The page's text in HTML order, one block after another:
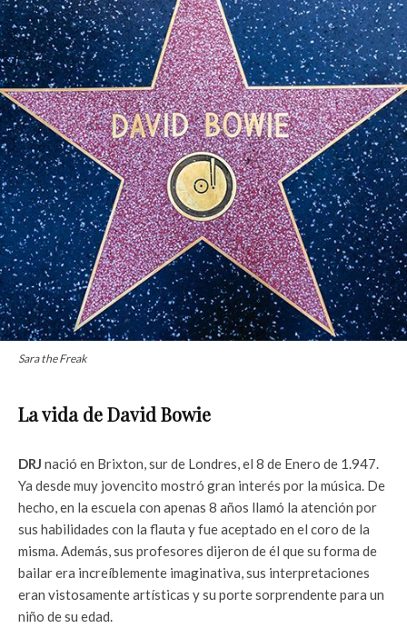
Sara the Freak
La vida de David Bowie
DRJ nació en Brixton, sur de Londres, el 8 de Enero de 1.947.
Ya desde muy jovencito mostró gran interés por la música. De
hecho, en la escuela con apenas 8 años llamó la atención por
sus habilidades con la flauta y fue aceptado en el coro de la
misma. Además, sus profesores dijeron de él que su forma de
bailar era increíblemente imaginativa, sus interpretaciones
eran vistosamente artísticas y su porte sorprendente para un
niño de su edad.